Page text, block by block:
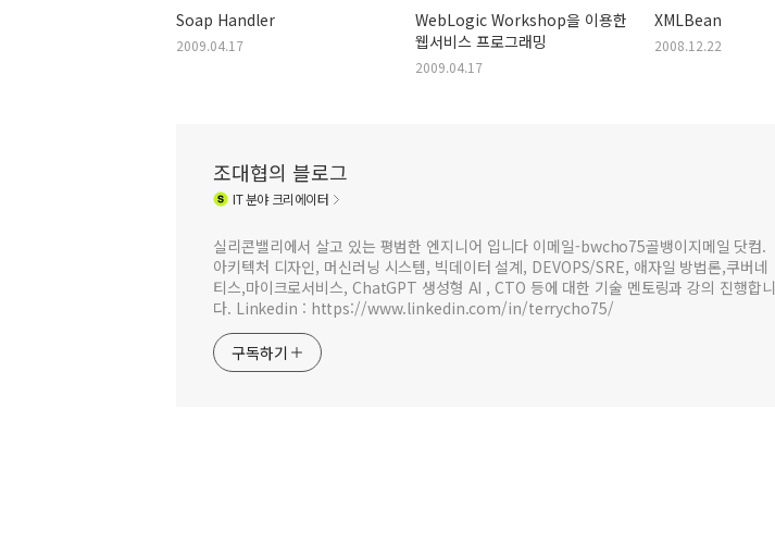
Soap Handler
2009.04.17
WebLogic Workshop을 이용한
웹서비스 프로그래밍
2009.04.17
XMLBean
2008.12.22
조대협의 블로그
IT분야 크리에이터
실리콘밸리에서 살고 있는 평범한 엔지니어 입니다 이메일-bwcho75골뱅이지메일 닷컴.
아키텍처 디자인, 머신러닝 시스템, 빅데이터 설계, DEVOPS/SRE, 애자일 방법론,쿠버네
티스,마이크로서비스, ChatGPT 생성형 AI , CTO 등에 대한 기술 멘토링과 강의 진행합니
다. Linkedin : https://www.linkedin.com/in/terrycho75/
구독하기